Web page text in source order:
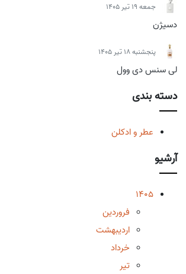
جمعه 19 تیر 1405
دسیژن
پنجشنبه 18 تیر 1405
لی سنس دی وول
دسته بندی
عطر و ادکلن
آرشیو
1405
فروردین
اردیبهشت
خرداد
تیر